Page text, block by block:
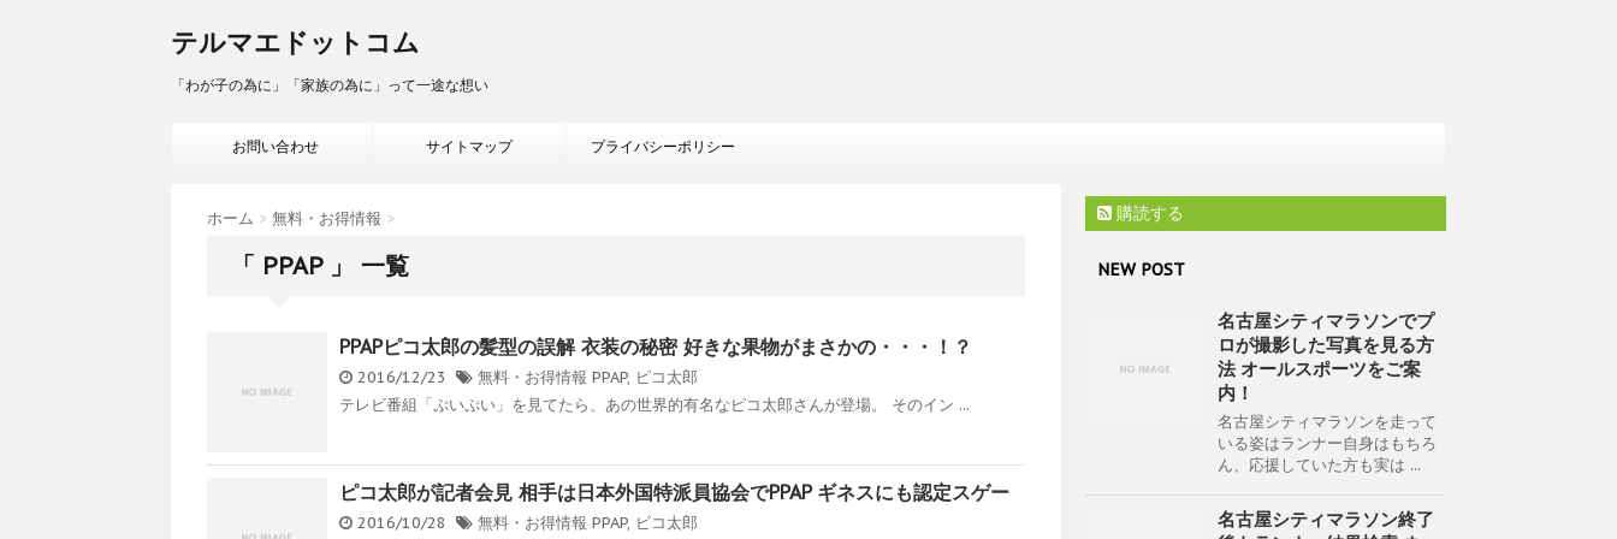
テルマエドットコム
「わが子の為に」「家族の為に」って一途な想い
お問い合わせ サイトマップ プライバシーポリシー
ホーム > 無料・お得情報 >
「 PPAP 」 一覧
PPAPピコ太郎の髪型の誤解 衣装の秘密 好きな果物がまさかの・・・！？
2016/12/23 無料・お得情報 PPAP, ピコ太郎
テレビ番組「ぷいぷい」を見てたら、あの世界的有名なピコ太郎さんが登場。 そのイン ...
ピコ太郎が記者会見 相手は日本外国特派員協会でPPAP ギネスにも認定スゲー
2016/10/28 無料・お得情報 PPAP, ピコ太郎
購読する
NEW POST
名古屋シティマラソンでプ
ロが撮影した写真を見る方
法 オールスポーツをご案
内！
名古屋シティマラソンを走って
いる姿はランナー自身はもちろ
ん、応援していた方も実は ...
名古屋シティマラソン終了